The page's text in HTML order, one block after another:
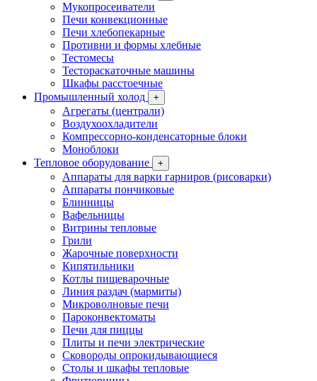
Мукопросеиватели
Печи конвекционные
Печи хлебопекарные
Противни и формы хлебные
Тестомесы
Тестораскаточные машины
Шкафы расстоечные
Промышленный холод
+
Агрегаты (централи)
Воздухоохладители
Компрессорно-конденсаторные блоки
Моноблоки
Тепловое оборудование
+
Аппараты для варки гарниров (рисоварки)
Аппараты пончиковые
Блинницы
Вафельницы
Витрины тепловые
Грили
Жарочные поверхности
Кипятильники
Котлы пищеварочные
Линия раздач (мармиты)
Микроволновые печи
Пароконвектоматы
Печи для пиццы
Плиты и печи электрические
Сковороды опрокидывающиеся
Столы и шкафы тепловые